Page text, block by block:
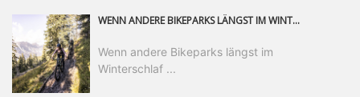
WENN ANDERE BIKEPARKS LÄNGST IM WINTERSCHLAF SIND, IST MAN IN SAALFELDEN LEOGANG IMMER NOCH AM MOUNTAINBIKEN. IST DER HERBST DIE SCHÖNSTE ZEIT DES JAHRES? AUF DEN TRAILS RUND UM SAALFELDEN LEOGANG UND IM EPIC BIKEPARK LEOGANG IST ER DAS AUF JEDEN FALL – UND DIE GEFÜHLT DIE LÄNGSTE NOCH DAZU. NOCH BIS MINDESTENS 8. NOVEMBER STEHT DAS PINZGAUER MOUNTAINBIKE-PARADIES ALLEN RIDERN OFFEN, DIE EINFACH NICHT GENUG KRIEGEN KÖNNEN. DABEI HÄLT DIE GOLDENE JAHRESZEIT IN SAALFELDEN LEOGANG WEIT MEHR ALS LINES, TRAILS UND HERBSTPANORAMEN BEREIT: MIT DEM BIKE FESTIVAL, VERSCHIEDENEN LADIES SHRED EVENTS UND EINEM DIE GESAMTE SAISON ANDAUERNDEN PHOTO CONTEST ZUM 25-JÄHRIGEN BIKEPARK-JUBILÄUM GIBT ES RUND UM ÖSTERREICHS ÄLTESTEN BIKEPARK EINIGES ZU ERLEBEN.
Wenn andere Bikeparks längst im
Winterschlaf ...